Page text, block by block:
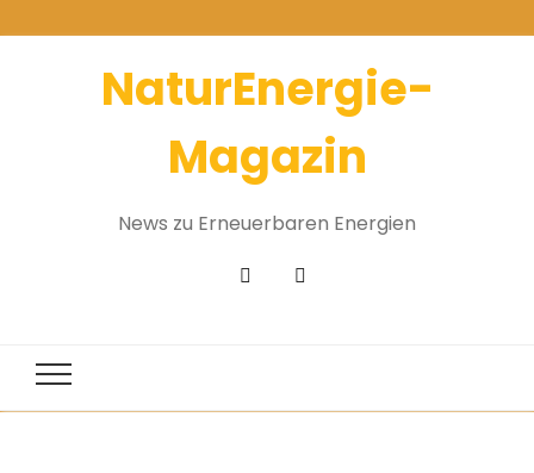
NaturEnergie-
Magazin
News zu Erneuerbaren Energien